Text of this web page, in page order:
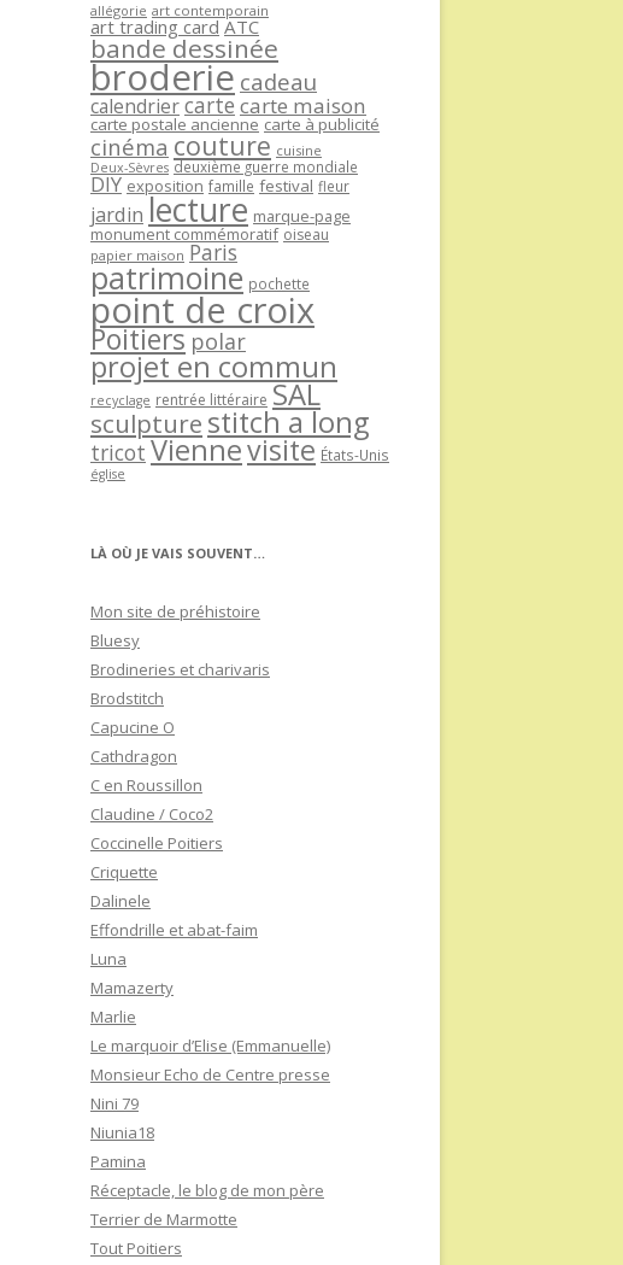
allégorie art contemporain
art trading card ATC
bande dessinée
broderie cadeau
calendriercartecarte maison
carte postale ancienne carte à publicité
cinéma couture cuisine
Deux-Sèvres deuxième guerre mondiale
DIY exposition famille festival fleur
jardin lecture marque-page
monument commémoratif oiseau
papier maison Paris
patrimoine pochette
point de croix
Poitiers polar
projet en commun
recyclage rentrée littéraire SAL
sculpture stitch a long
tricot Viennevisite États-Unis
église
LÀ OÙ JE VAIS SOUVENT…
Mon site de préhistoire
Bluesy
Brodineries et charivaris
Brodstitch
Capucine O
Cathdragon
C en Roussillon
Claudine / Coco2
Coccinelle Poitiers
Criquette
Dalinele
Effondrille et abat-faim
Luna
Mamazerty
Marlie
Le marquoir d’Elise (Emmanuelle)
Monsieur Echo de Centre presse
Nini 79
Niunia18
Pamina
Réceptacle, le blog de mon père
Terrier de Marmotte
Tout Poitiers